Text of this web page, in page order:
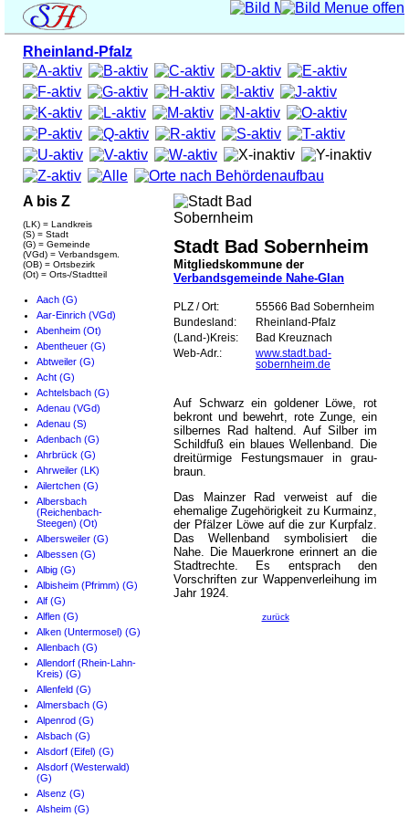
Rheinland-Pfalz
A bis Z
(LK) = Landkreis
(S) = Stadt
(G) = Gemeinde
(VGd) = Verbandsgem.
(OB) = Ortsbezirk
(Ot) = Orts-/Stadtteil
Aach (G)
Aar-Einrich (VGd)
Abenheim (Ot)
Abentheuer (G)
Abtweiler (G)
Acht (G)
Achtelsbach (G)
Adenau (VGd)
Adenau (S)
Adenbach (G)
Ahrbrück (G)
Ahrweiler (LK)
Ailertchen (G)
Albersbach
(Reichenbach-
Steegen) (Ot)
Albersweiler (G)
Albessen (G)
Albig (G)
Albisheim (Pfrimm) (G)
Alf (G)
Alflen (G)
Alken (Untermosel) (G)
Allenbach (G)
Allendorf (Rhein-Lahn-
Kreis) (G)
Allenfeld (G)
Almersbach (G)
Alpenrod (G)
Alsbach (G)
Alsdorf (Eifel) (G)
Alsdorf (Westerwald)
(G)
Alsenz (G)
Alsheim (G)
Stadt Bad Sobernheim
Mitgliedskommune der
Verbandsgemeinde Nahe-Glan
PLZ / Ort:
55566 Bad Sobernheim
Bundesland:
Rheinland-Pfalz
(Land-)Kreis:
Bad Kreuznach
Web-Adr.:
www.stadt.bad-
sobernheim.de
Auf Schwarz ein goldener Löwe, rot
bekront und bewehrt, rote Zunge, ein
silbernes Rad haltend. Auf Silber im
Schildfuß ein blaues Wellenband. Die
dreitürmige Festungsmauer in grau-
braun.
Das Mainzer Rad verweist auf die
ehemalige Zugehörigkeit zu Kurmainz,
der Pfälzer Löwe auf die zur Kurpfalz.
Das Wellenband symbolisiert die
Nahe. Die Mauerkrone erinnert an die
Stadtrechte. Es entsprach den
Vorschriften zur Wappenverleihung im
Jahr 1924.
zurück